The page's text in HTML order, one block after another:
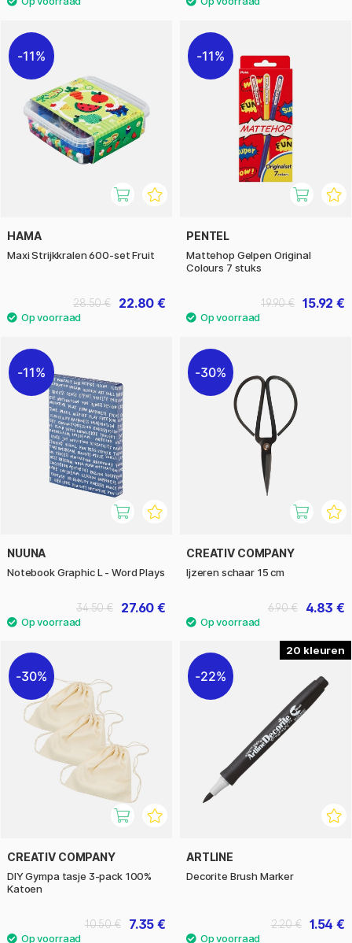
11%
HAMA
Maxi Strijkkralen 600-set Fruit
22.80 €
28.50 €
11%
PENTEL
Mattehop Gelpen Original
Colours 7 stuks
15.92 €
19.90 €
11%
NUUNA
Notebook Graphic L - Word Plays
27.60 €
34.50 €
30%
CREATIV COMPANY
Ijzeren schaar 15 cm
4.83 €
6.90 €
30%
CREATIV COMPANY
DIY Gympa tasje 3-pack 100%
Katoen
7.35 €
10.50 €
20
22%
ARTLINE
Decorite Brush Marker
1.54 €
2.20 €